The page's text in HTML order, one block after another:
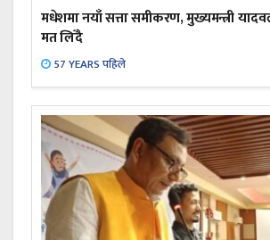
मधेशमा नयाँ सत्ता समीकरण, मुख्यमन्त्री
मत लिँदै
57 YEARS पहिले